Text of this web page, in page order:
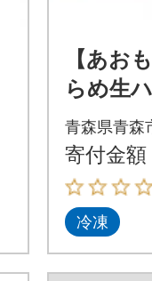
【あお
らめ生
スモー
青森県青森
寄付金額
冷凍